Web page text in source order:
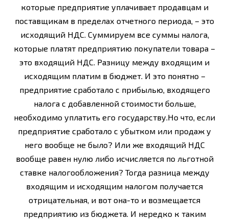
которые предприятие уплачивает продавцам и
поставщикам в пределах отчетного периода, – это
исходящий НДС. Суммируем все суммы налога,
которые платят предприятию покупатели товара –
это входящий НДС. Разницу между входящим и
исходящим платим в бюджет. И это понятно –
предприятие сработало с прибылью, входящего
налога с добавленной стоимости больше,
необходимо уплатить его государству.Но что, если
предприятие сработало с убытком или продаж у
него вообще не было? Или же входящий НДС
вообще равен нулю либо исчисляется по льготной
ставке налогообложения? Тогда разница между
входящим и исходящим налогом получается
отрицательная, и вот она-то и возмещается
предприятию из бюджета. И нередко к таким